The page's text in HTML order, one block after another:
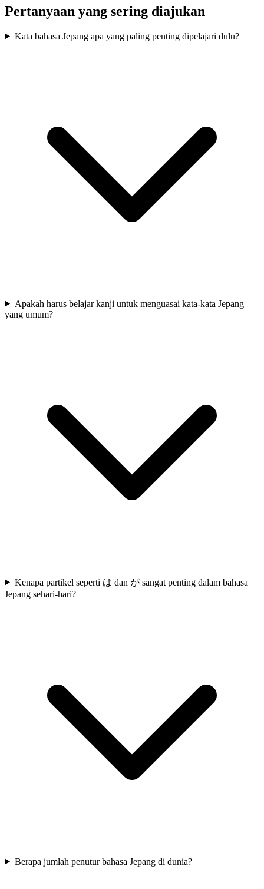
Pertanyaan yang sering diajukan
Kata bahasa Jepang apa yang paling penting dipelajari dulu?
Apakah harus belajar kanji untuk menguasai kata-kata Jepang
yang umum?
Kenapa partikel seperti は dan が sangat penting dalam bahasa
Jepang sehari-hari?
Berapa jumlah penutur bahasa Jepang di dunia?